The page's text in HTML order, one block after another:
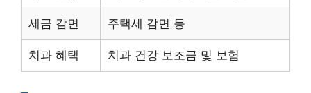
세금 감면 주택세 감면 등
치과 혜택 치과 건강 보조금 및 보험